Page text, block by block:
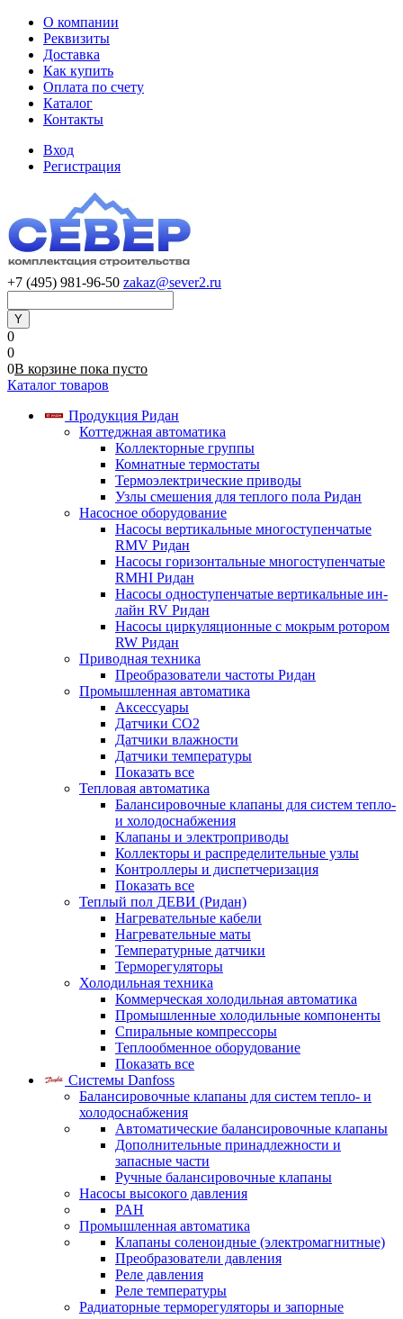
О компании
Реквизиты
Доставка
Как купить
Оплата по счету
Каталог
Контакты
Вход
Регистрация
+7 (495) 981-96-50 zakaz@sever2.ru
0
0
0В корзине пока пусто
Каталог товаров
Продукция Ридан
Коттеджная автоматика
Коллекторные группы
Комнатные термостаты
Термоэлектрические приводы
Узлы смешения для теплого пола Ридан
Насосное оборудование
Насосы вертикальные многоступенчатые
RMV Ридан
Насосы горизонтальные многоступенчатые
RMHI Ридан
Насосы одноступенчатые вертикальные ин-
лайн RV Ридан
Насосы циркуляционные с мокрым ротором
RW Ридан
Приводная техника
Преобразователи частоты Ридан
Промышленная автоматика
Аксессуары
Датчики CO2
Датчики влажности
Датчики температуры
Показать все
Тепловая автоматика
Балансировочные клапаны для систем тепло-
и холодоснабжения
Клапаны и электроприводы
Коллекторы и распределительные узлы
Контроллеры и диспетчеризация
Показать все
Теплый пол ДЕВИ (Ридан)
Нагревательные кабели
Нагревательные маты
Температурные датчики
Терморегуляторы
Холодильная техника
Коммерческая холодильная автоматика
Промышленные холодильные компоненты
Спиральные компрессоры
Теплообменное оборудование
Показать все
Системы Danfoss
Балансировочные клапаны для систем тепло- и
холодоснабжения
Автоматические балансировочные клапаны
Дополнительные принадлежности и
запасные части
Ручные балансировочные клапаны
Насосы высокого давления
PAH
Промышленная автоматика
Клапаны соленоидные (электромагнитные)
Преобразователи давления
Реле давления
Реле температуры
Радиаторные терморегуляторы и запорные